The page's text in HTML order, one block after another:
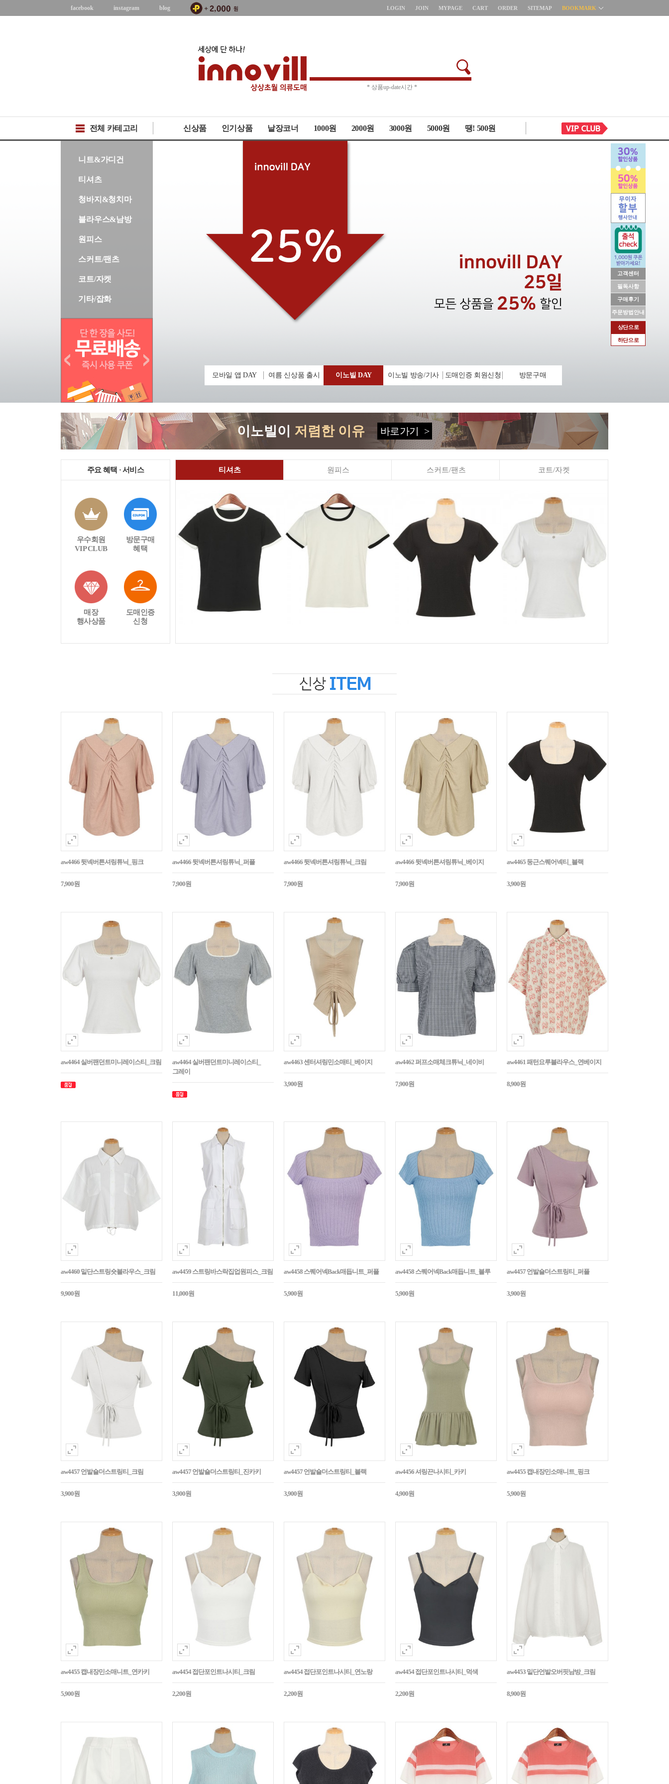
고객센터
필독사항
구매후기
주문방법안내
상단으로
하단으로
facebook instagram blog LOGIN JOIN MYPAGE CART ORDER SITEMAP BOOKMARK
* 주문취소 제한 *
전체 카테고리 신상품 인기상품 낱장코너 1000원 2000원 3000원 5000원 땡! 500원
니트&가디건
티셔츠
청바지&청치마
블라우스&남방
원피스
스커트/팬츠
코트/자켓
기타/잡화
모바일 앱 DAY 여름 신상품 출시 이노빌 DAY 이노빌 방송/기사 도매인증 회원신청 방문구매
이노빌이 저렴한 이유 바로가기 >
주요 혜택 · 서비스
우수회원
VIP CLUB
방문구매
혜택
매장
행사상품
도매인증
신청
티셔츠 원피스 스커트/팬츠 코트/자켓
aw4466 뒷넥버튼셔링튜닉_핑크
7,900원
aw4466 뒷넥버튼셔링튜닉_퍼플
7,900원
aw4466 뒷넥버튼셔링튜닉_크림
7,900원
aw4466 뒷넥버튼셔링튜닉_베이지
7,900원
aw4465 둥근스퀘어넥티_블랙
3,900원
aw4464 실버팬던트미니레이스티_크림
aw4464 실버팬던트미니레이스티_
그레이
aw4463 센터셔링민소매티_베이지
3,900원
aw4462 퍼프소매체크튜닉_네이비
7,900원
aw4461 패턴요루블라우스_연베이지
8,900원
aw4460 밑단스트링숏블라우스_크림
9,900원
aw4459 스트링바스락집업원피스_크림
11,000원
aw4458 스퀘어넥Back매듭니트_퍼플
5,900원
aw4458 스퀘어넥Back매듭니트_블루
5,900원
aw4457 언발숄더스트링티_퍼플
3,900원
aw4457 언발숄더스트링티_크림
3,900원
aw4457 언발숄더스트링티_진카키
3,900원
aw4457 언발숄더스트링티_블랙
3,900원
aw4456 셔링끈나시티_카키
4,900원
aw4455 캡내장민소매니트_핑크
5,900원
aw4455 캡내장민소매니트_연카키
5,900원
aw4454 접단포인트나시티_크림
2,200원
aw4454 접단포인트나시티_연노랑
2,200원
aw4454 접단포인트나시티_먹색
2,200원
aw4453 밑단언발오버핏남방_크림
8,900원